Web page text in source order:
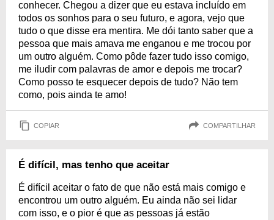
conhecer. Chegou a dizer que eu estava incluído em
todos os sonhos para o seu futuro, e agora, vejo que
tudo o que disse era mentira. Me dói tanto saber que a
pessoa que mais amava me enganou e me trocou por
um outro alguém. Como pôde fazer tudo isso comigo,
me iludir com palavras de amor e depois me trocar?
Como posso te esquecer depois de tudo? Não tem
como, pois ainda te amo!
COPIAR COMPARTILHAR
É difícil, mas tenho que aceitar
É difícil aceitar o fato de que não está mais comigo e
encontrou um outro alguém. Eu ainda não sei lidar
com isso, e o pior é que as pessoas já estão